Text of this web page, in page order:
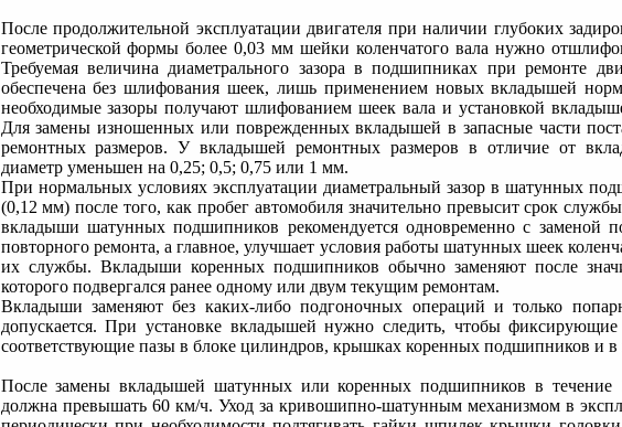
После продолжительной эксплуатации двигателя при наличии глубоких
геометрической формы более 0,03 мм шейки коленчатого вала нужно
Требуемая величина диаметрального зазора в подшипниках при ремонте
обеспечена без шлифования шеек, лишь применением новых вкладышей
необходимые зазоры получают шлифованием шеек вала и установкой
Для замены изношенных или поврежденных вкладышей в запасные части
ремонтных размеров. У вкладышей ремонтных размеров в отличие от
диаметр уменьшен на 0,25; 0,5; 0,75 или 1 мм.
При нормальных условиях эксплуатации диаметральный зазор в шатунных
(0,12 мм) после того, как пробег автомобиля значительно превысит срок
вкладыши шатунных подшипников рекомендуется одновременно с заменой
повторного ремонта, а главное, улучшает условия работы шатунных шеек
их службы. Вкладыши коренных подшипников обычно заменяют после
которого подвергался ранее одному или двум текущим ремонтам.
Вкладыши заменяют без каких-либо подгоночных операций и только
допускается. При установке вкладышей нужно следить, чтобы
соответствующие пазы в блоке цилиндров, крышках коренных подшипников и
После замены вкладышей шатунных или коренных подшипников в течение
должна превышать 60 км/ч. Уход за кривошипно-шатунным механизмом в